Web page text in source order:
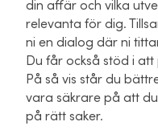
din affär och vilka
relevanta för dig.
ni en dialog där ni
Du får också stöd i
På så vis står du
vara säkrare på att
på rätt saker.